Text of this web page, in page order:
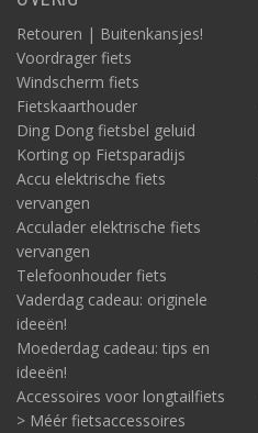
Retouren | Buitenkansjes!
Voordrager fiets
Windscherm fiets
Fietskaarthouder
Ding Dong fietsbel geluid
Korting op Fietsparadijs
Accu elektrische fiets
vervangen
Acculader elektrische fiets
vervangen
Telefoonhouder fiets
Vaderdag cadeau: originele
ideeën!
Moederdag cadeau: tips en
ideeën!
Accessoires voor longtailfiets
> Méér fietsaccessoires